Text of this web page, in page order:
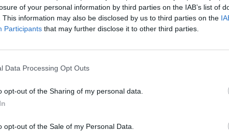
of your personal information by third parties on the IAB’s list of
This information may also be disclosed by us to third parties on the
Participants that may further disclose it to other third parties.
Data Processing Opt Outs
opt-out of the Sharing of my personal data.
opt-out of the Sale of my Personal Data.
ofisą, pasibandysi televizijoje.“
kvadratai prie Lukiškių kalėjimo, trys stalai, laikraščių
butelis. (Aš optimistas – man visada puspilnis).